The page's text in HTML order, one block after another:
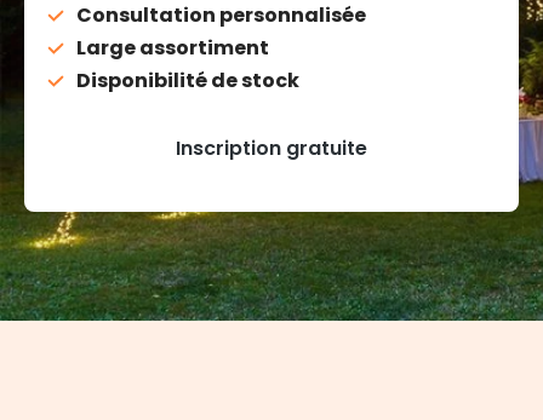
Consultation personnalisée
Large assortiment
Disponibilité de stock
Inscription gratuite